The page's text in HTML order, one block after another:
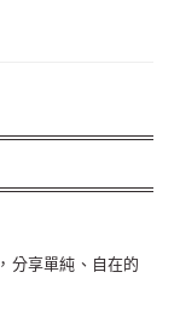
分享單純、自在的